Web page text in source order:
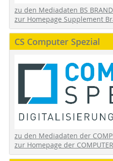
zu den Mediadaten BS
zur Homepage Supplement
CS Computer Spezial
zu den Mediadaten der
zur Homepage der COMPUTER